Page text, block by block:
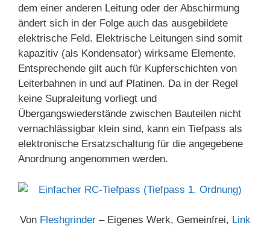
dem einer anderen Leitung oder der Abschirmung
ändert sich in der Folge auch das ausgebildete
elektrische Feld. Elektrische Leitungen sind somit
kapazitiv (als Kondensator) wirksame Elemente.
Entsprechende gilt auch für Kupferschichten von
Leiterbahnen in und auf Platinen. Da in der Regel
keine Supraleitung vorliegt und
Übergangswiederstände zwischen Bauteilen nicht
vernachlässigbar klein sind, kann ein Tiefpass als
elektronische Ersatzschaltung für die angegebene
Anordnung angenommen werden.
Von Fleshgrinder– Eigenes Werk, Gemeinfrei, Link